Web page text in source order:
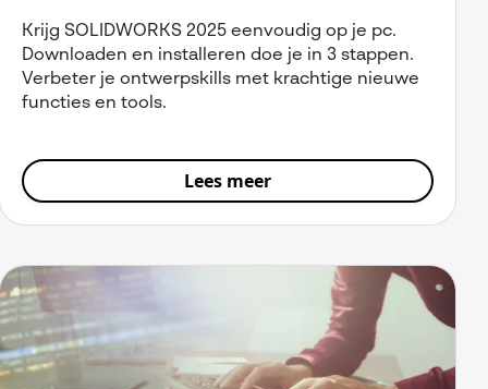
Krijg SOLIDWORKS 2025 eenvoudig op je pc.
Downloaden en installeren doe je in 3 stappen.
Verbeter je ontwerpskills met krachtige nieuwe
functies en tools.
Lees meer